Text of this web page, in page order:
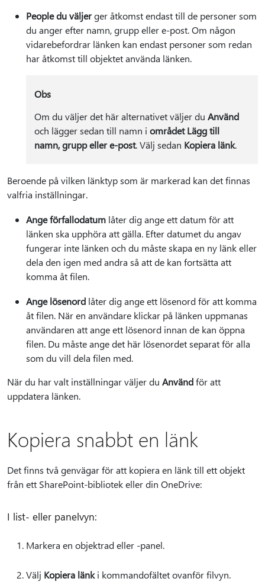
People du väljerger åtkomst endast till de personer som
du anger efter namn, grupp eller e-post. Om någon
vidarebefordrar länken kan endast personer som redan
har åtkomst till objektet använda länken.
Obs
Om du väljer det här alternativet väljer du Använd
och lägger sedan till namn i området Lägg till
namn, grupp eller e-post. Välj sedan Kopiera länk.
Beroende på vilken länktyp som är markerad kan det finnas
valfria inställningar.
Ange förfallodatum låter dig ange ett datum för att
länken ska upphöra att gälla. Efter datumet du angav
fungerar inte länken och du måste skapa en ny länk eller
dela den igen med andra så att de kan fortsätta att
komma åt filen.
Ange lösenord låter dig ange ett lösenord för att komma
åt filen. När en användare klickar på länken uppmanas
användaren att ange ett lösenord innan de kan öppna
filen. Du måste ange det här lösenordet separat för alla
som du vill dela filen med.
När du har valt inställningar väljer du Användför att
uppdatera länken.
Kopiera snabbt en länk
Det finns två genvägar för att kopiera en länk till ett objekt
från ett SharePoint-bibliotek eller din OneDrive:
I list- eller panelvyn:
Markera en objektrad eller -panel.
Välj Kopiera länki kommandofältet ovanför filvyn.